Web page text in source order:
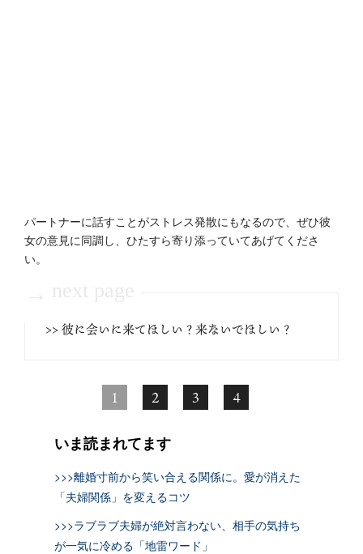
パートナーに話すことがストレス発散にもなるので、ぜひ彼
女の意見に同調し、ひたすら寄り添っていてあげてくださ
い。
>> 彼に会いに来てほしい？来ないでほしい？
1 2 3 4
いま読まれてます
>>>離婚寸前から笑い合える関係に。愛が消えた
「夫婦関係」を変えるコツ
>>>ラブラブ夫婦が絶対言わない、相手の気持ち
が一気に冷める「地雷ワード」